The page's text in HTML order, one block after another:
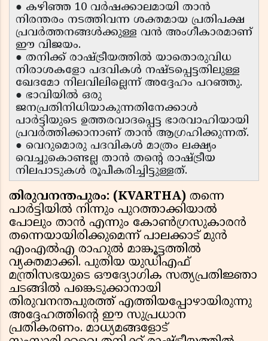
● കഴിഞ്ഞ 10 വർഷക്കാലമായി താൻ
നിരന്തരം നടത്തിവന്ന ശക്തമായ പ്രതിപക്ഷ
പ്രവർത്തനങ്ങൾക്കുള്ള വൻ അംഗീകാരമാണ്
ഈ വിജയം.
● തനിക്ക് രാഷ്ട്രീയത്തിൽ യാതൊരുവിധ
നിരാശകളോ പദവികൾ നഷ്ടപ്പെട്ടതിലുള്ള
ഖേദമോ നിലവിലില്ലെന്ന് അദ്ദേഹം പറഞ്ഞു.
● ഭാവിയിൽ ഒരു
ജനപ്രതിനിധിയാകുന്നതിനേക്കാൾ
പാർട്ടിയുടെ ഉത്തരവാദപ്പെട്ട ഭാരവാഹിയായി
പ്രവർത്തിക്കാനാണ് താൻ ആഗ്രഹിക്കുന്നത്.
● വെറുമൊരു പദവികൾ മാത്രം ലക്ഷ്യം
വെച്ചുകൊണ്ടല്ല താൻ തന്റെ രാഷ്ട്രീയ
നിലപാടുകൾ രൂപീകരിച്ചിട്ടുള്ളത്.
തിരുവനന്തപുരം: (KVARTHA) തന്നെ
പാർട്ടിയിൽ നിന്നും പുറത്താക്കിയാൽ
പോലും താൻ എന്നും കോൺഗ്രസുകാരൻ
തന്നെയായിരിക്കുമെന്ന് പാലക്കാട് മുൻ
എംഎൽഎ രാഹുൽ മാങ്കൂട്ടത്തിൽ
വ്യക്തമാക്കി. പുതിയ യുഡിഎഫ്
മന്ത്രിസഭയുടെ ഔദ്യോഗിക സത്യപ്രതിജ്ഞാ
ചടങ്ങിൽ പങ്കെടുക്കാനായി
തിരുവനന്തപുരത്ത് എത്തിയപ്പോഴായിരുന്നു
അദ്ദേഹത്തിൻ്റെ ഈ സുപ്രധാന
പ്രതികരണം. മാധ്യമങ്ങളോട്